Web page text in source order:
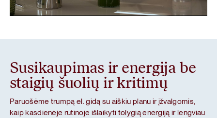
Susikaupimas ir energija be
staigių šuolių ir kritimų
Paruošėme trumpą el. gidą su aiškiu planu ir įžvalgomis,
kaip kasdienėje rutinoje išlaikyti tolygią energiją ir lengviau